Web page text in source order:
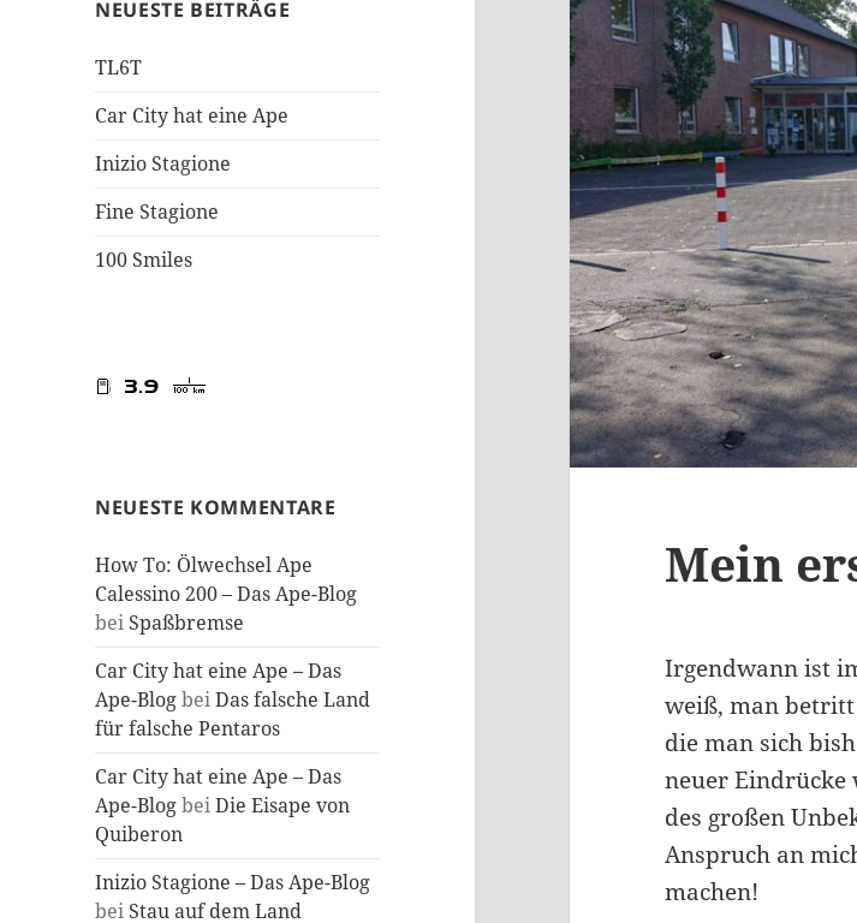
NEUESTE BEITRÄGE
TL6T
Car City hat eine Ape
Inizio Stagione
Fine Stagione
100 Smiles
NEUESTE KOMMENTARE
How To: Ölwechsel Ape
Calessino 200 – Das Ape-Blog
bei Spaßbremse
Car City hat eine Ape – Das
Ape-BlogbeiDas falsche Land
für falsche Pentaros
Car City hat eine Ape – Das
Ape-BlogbeiDie Eisape von
Quiberon
Inizio Stagione – Das Ape-Blog
bei Stau auf dem Land
Mein
Irgendwann ist
weiß, man betritt
die man sich
neuer Eindrücke
des großen
Anspruch an
machen!